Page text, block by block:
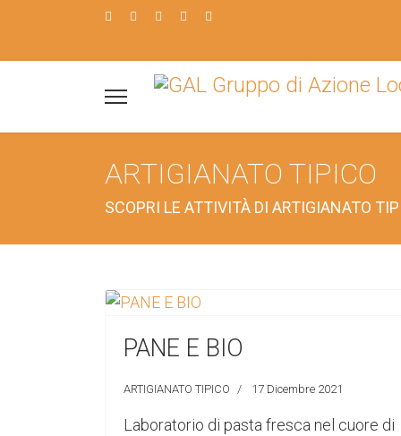
ARTIGIANATO TIPICO
SCOPRI LE ATTIVITÀ DI ARTIGIANATO
PANE E BIO
ARTIGIANATO TIPICO 17 Dicembre 2021
Laboratorio di pasta fresca nel cuore di